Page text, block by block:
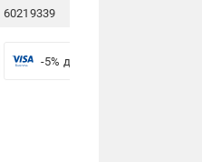
60219339
-5% для бізнесу з VISA